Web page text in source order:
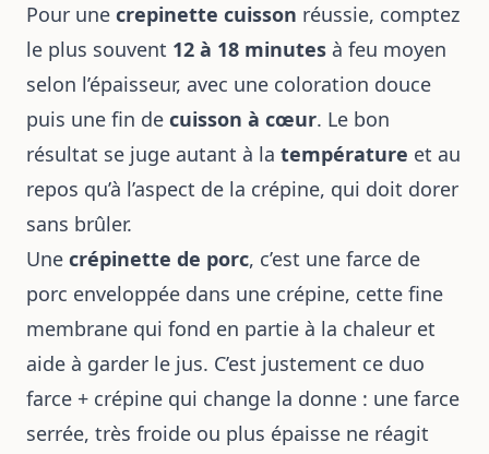
Pour une crepinette cuisson réussie, comptez
le plus souvent 12 à 18 minutes à feu moyen
selon l’épaisseur, avec une coloration douce
puis une fin de cuisson à cœur. Le bon
résultat se juge autant à la température et au
repos qu’à l’aspect de la crépine, qui doit dorer
sans brûler.
Une crépinette de porc, c’est une farce de
porc enveloppée dans une crépine, cette fine
membrane qui fond en partie à la chaleur et
aide à garder le jus. C’est justement ce duo
farce + crépine qui change la donne : une farce
serrée, très froide ou plus épaisse ne réagit